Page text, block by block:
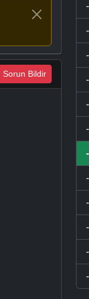
Sorun Bildir